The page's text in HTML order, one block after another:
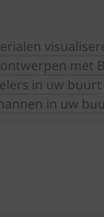
met
in uw buurt
in uw